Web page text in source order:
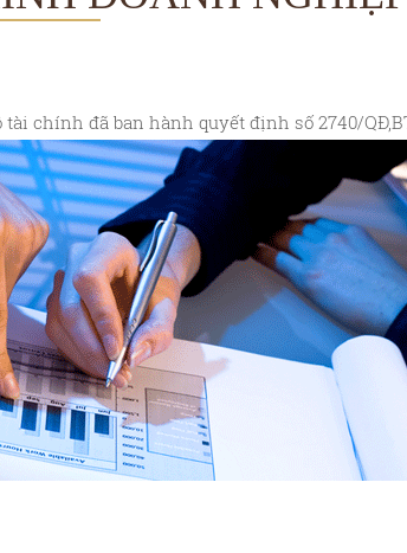
tài chính đã ban hành quyết định số 2740/